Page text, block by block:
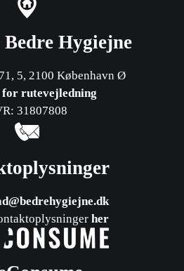
Hygiejne
5, 2100 København Ø
rutevejledning
31807808
her